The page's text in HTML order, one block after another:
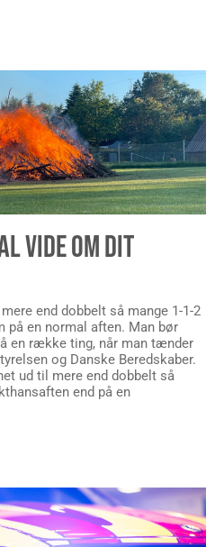
VIDE OM DIT
end dobbelt så mange 1-1-2
på en normal aften. Man bør
en række ting, når man tænder
og Danske Beredskaber.
ud til mere end dobbelt så
end på en